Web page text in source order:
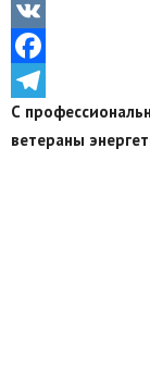
Odnoklassniki
VK
Facebook
Telegram
С
ветераны